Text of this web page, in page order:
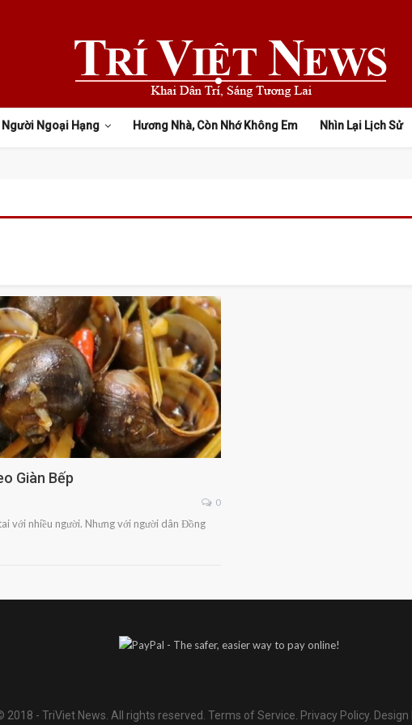
Người Ngoại Hạng Hương Nhà, Còn Nhớ Không Em Nhìn Lại Lịch Sử
Giàn Bếp
0
với nhiều người. Nhưng với người dân Đồng
2018 - TriViet News. All rights reserved. Terms of Service. Privacy Policy.